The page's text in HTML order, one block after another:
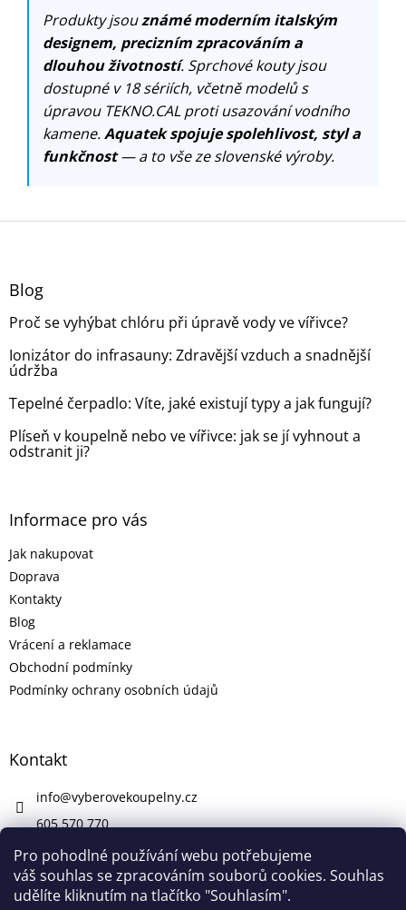
Pro pohodlné používání webu potřebujeme
váš souhlas se zpracováním souborů cookies. Souhlas
udělíte kliknutím na tlačítko "Souhlasím".
Produkty jsouznámé moderním italským
designem, precizním zpracováním a
dlouhou životností. Sprchové kouty jsou
dostupné v 18 sériích, včetně modelů s
úpravou TEKNO.CAL proti usazování vodního
kamene.Aquatek spojuje spolehlivost, styl a
funkčnost— a to vše ze slovenské výroby.
Z
Blog
Proč se vyhýbat chlóru při úpravě vody ve vířivce?
Ionizátor do infrasauny: Zdravější vzduch a snadnější
údržba
Tepelné čerpadlo: Víte, jaké existují typy a jak fungují?
Plíseň v koupelně nebo ve vířivce: jak se jí vyhnout a
odstranit ji?
Informace pro vás
Jak nakupovat
Doprava
Kontakty
Blog
Vrácení a reklamace
Obchodní podmínky
Podmínky ochrany osobních údajů
Kontakt
info@vyberovekoupelny.cz
605 570 770
https://www.facebook.com/vyberovekoupelny/